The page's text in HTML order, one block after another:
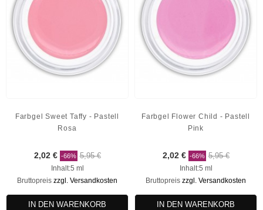
Farbgel Sweet Taffy - Pastell
Rosa
2,02 € -66% 5,95 €
Inhalt:5 ml
Bruttopreis zzgl. Versandkosten
IN DEN WARENKORB
Farbgel Flower Child - Pastell
Pink
2,02 € -66% 5,95 €
Inhalt:5 ml
Bruttopreis zzgl. Versandkosten
IN DEN WARENKORB